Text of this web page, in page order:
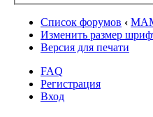
Список форумов ‹
Изменить размер
Версия для печати
FAQ
Регистрация
Вход